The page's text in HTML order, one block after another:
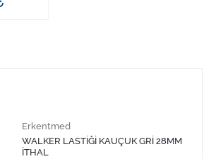
Erkentmed
WALKER LASTİĞİ KAUÇUK GRİ 28MM
İTHAL